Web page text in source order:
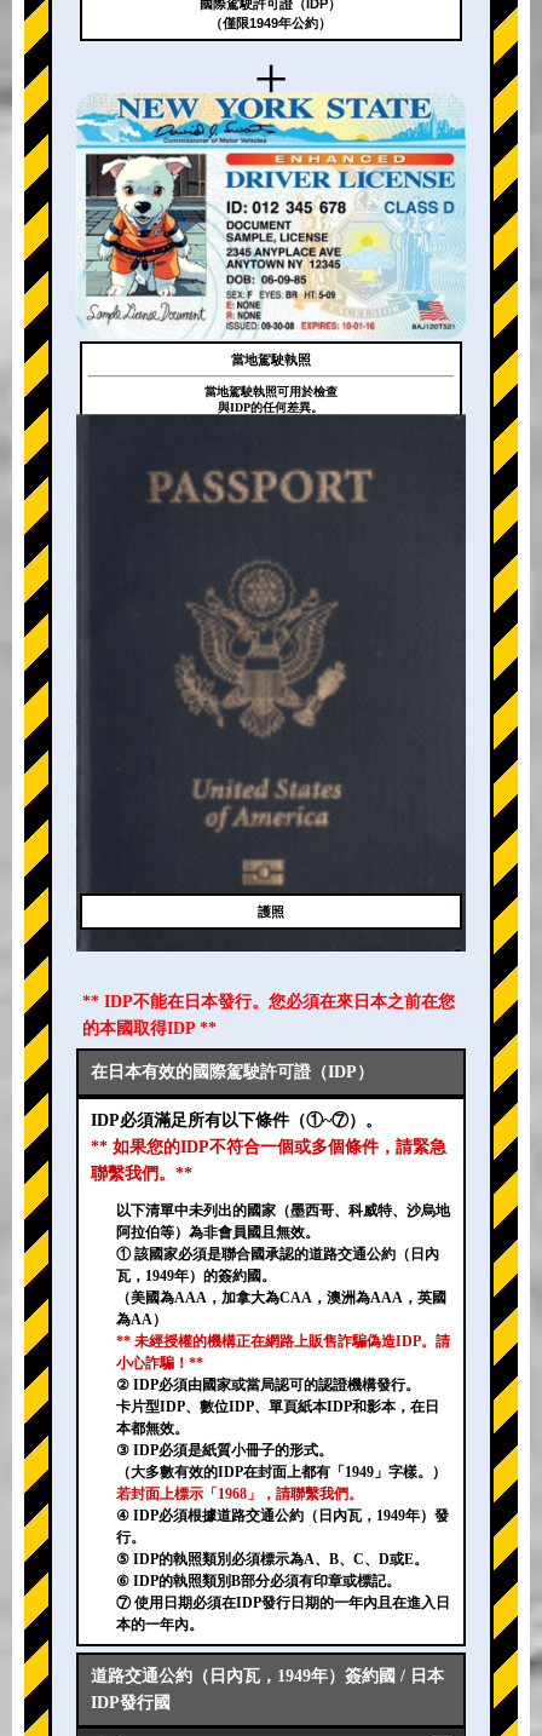
+
+
國際駕駛許可證（IDP）
（僅限1949年公約）
當地駕駛執照
當地駕駛執照可用於檢查
與IDP的任何差異。
護照
** IDP不能在日本發行。您必須在來日本之前在您
的本國取得IDP **
在日本有效的國際駕駛許可證（IDP）
IDP必須滿足所有以下條件（①~⑦）。
** 如果您的IDP不符合一個或多個條件，請緊急
聯繫我們。**
以下清單中未列出的國家（墨西哥、科威特、沙烏地
阿拉伯等）為非會員國且無效。
① 該國家必須是聯合國承認的道路交通公約（日內
瓦，1949年）的簽約國。
（美國為AAA，加拿大為CAA，澳洲為AAA，英國
為AA）
** 未經授權的機構正在網路上販售詐騙偽造IDP。請
小心詐騙！**
② IDP必須由國家或當局認可的認證機構發行。
卡片型IDP、數位IDP、單頁紙本IDP和影本，在日
本都無效。
③ IDP必須是紙質小冊子的形式。
（大多數有效的IDP在封面上都有「1949」字樣。）
若封面上標示「1968」，請聯繫我們。
④ IDP必須根據道路交通公約（日內瓦，1949年）發
行。
⑤ IDP的執照類別必須標示為A、B、C、D或E。
⑥ IDP的執照類別B部分必須有印章或標記。
⑦ 使用日期必須在IDP發行日期的一年內且在進入日
本的一年內。
道路交通公約（日內瓦，1949年）簽約國 / 日本
IDP發行國